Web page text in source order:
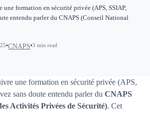
une formation en sécurité privée (APS, SSIAP,
entendu parler du CNAPS (Conseil National
CNAPS 3 min read
une formation en sécurité privée (APS,
sans doute entendu parler duCNAPS
Activités Privées de Sécurité). Cet